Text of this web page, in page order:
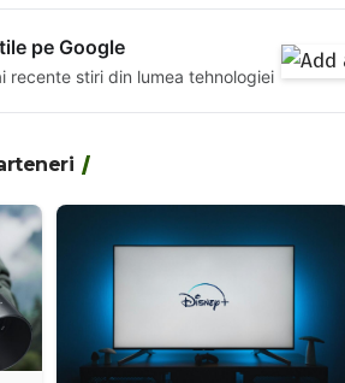
pe Google
recente stiri din lumea tehnologiei